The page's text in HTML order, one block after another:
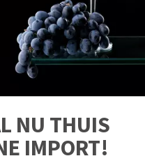
NU THUIS
IMPORT!